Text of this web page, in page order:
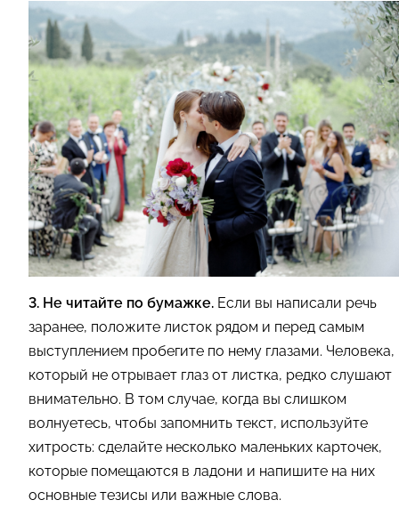
3. Не читайте по бумажке. Если вы написали речь
заранее, положите листок рядом и перед самым
выступлением пробегите по нему глазами. Человека,
который не отрывает глаз от листка, редко слушают
внимательно. В том случае, когда вы слишком
волнуетесь, чтобы запомнить текст, используйте
хитрость: сделайте несколько маленьких карточек,
которые помещаются в ладони и напишите на них
основные тезисы или важные слова.